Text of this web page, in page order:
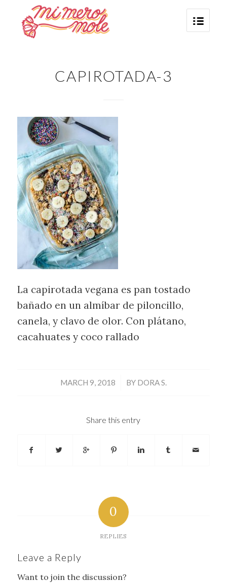
CAPIROTADA-3
La capirotada vegana es pan tostado
bañado en un almíbar de piloncillo,
canela, y clavo de olor. Con plátano,
cacahuates y coco rallado
MARCH 9, 2018
/ BY DORA S.
Share this entry
0
REPLIES
Leave a Reply
Want to join the discussion?